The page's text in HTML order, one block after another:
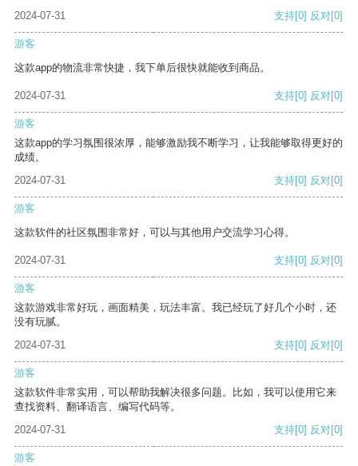
2024-07-31
支持[0] 反对[0]
游客
这款app的物流非常快捷，我下单后很快就能收到商品。
2024-07-31 支持[0] 反对[0]
游客
这款app的学习氛围很浓厚，能够激励我不断学习，让我能够取得更好的
成绩。
2024-07-31
支持[0] 反对[0]
游客
这款软件的社区氛围非常好，可以与其他用户交流学习心得。
2024-07-31 支持[0] 反对[0]
游客
这款游戏非常好玩，画面精美，玩法丰富。我已经玩了好几个小时，还
没有玩腻。
2024-07-31
支持[0] 反对[0]
游客
这款软件非常实用，可以帮助我解决很多问题。比如，我可以使用它来
查找资料、翻译语言、编写代码等。
2024-07-31
支持[0] 反对[0]
游客